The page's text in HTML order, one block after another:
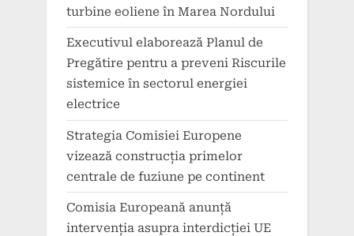
turbine eoliene în Marea Nordului
Executivul elaborează Planul de
Pregătire pentru a preveni Riscurile
sistemice în sectorul energiei
electrice
Strategia Comisiei Europene
vizează construcția primelor
centrale de fuziune pe continent
Comisia Europeană anunță
intervenția asupra interdicției UE